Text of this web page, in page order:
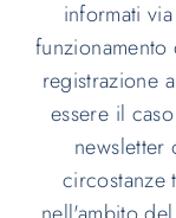
informati
registrazione
essere il
newsletter
circostanze